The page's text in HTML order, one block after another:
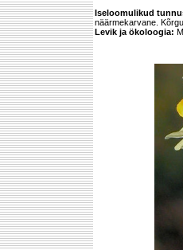
Iseloomulikud
näärmekarvane.
Levik ja ökoloogia: